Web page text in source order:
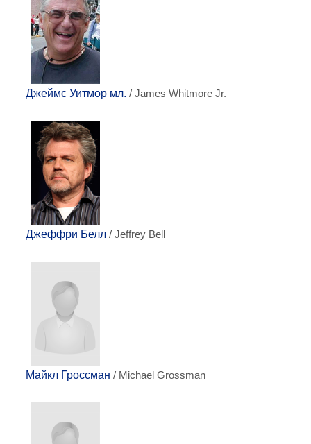
Джеймс Уитмор мл. / James Whitmore Jr.
Джеффри Белл / Jeffrey Bell
Майкл Гроссман / Michael Grossman